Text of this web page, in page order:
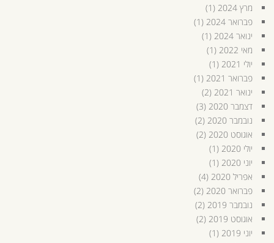
מרץ 2024
(1)
פברואר 2024
(1)
ינואר 2024
(1)
מאי 2022
(1)
יולי 2021
(1)
פברואר 2021
(1)
ינואר 2021
(2)
דצמבר 2020
(3)
נובמבר 2020
(2)
אוגוסט 2020
(2)
יולי 2020
(1)
יוני 2020
(1)
אפריל 2020
(4)
פברואר 2020
(2)
נובמבר 2019
(2)
אוגוסט 2019
(2)
יוני 2019
(1)